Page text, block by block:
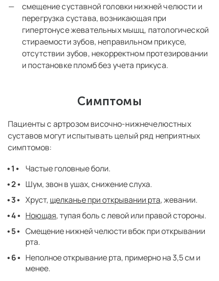
смещение суставной головки нижней челюсти и
перегрузка сустава, возникающая при
гипертонусе жевательных мышц, патологической
стираемости зубов, неправильном прикусе,
отсутствии зубов, некорректном протезировании
и постановке пломб без учета прикуса.
Симптомы
Пациенты с артрозом височно-нижнечелюстных
суставов могут испытывать целый ряд неприятных
симптомов:
Частые головные боли.
Шум, звон в ушах, снижение слуха.
Хруст, щелканье при открывании рта, жевании.
Ноющая, тупая боль с левой или правой стороны.
Смещение нижней челюсти вбок при открывании
рта.
Неполное открывание рта, примерно на 3,5 см и
менее.